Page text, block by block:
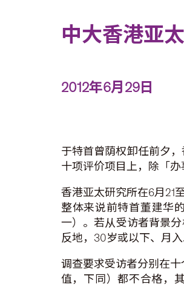
中大香港亚
2012年6月29日
于特首曾荫权卸任前夕
十项评价项目上，除「
香港亚太研究所在6月21
整体来说前特首董建华
一）。若从受访者背景
反地，30岁或以下、月
调查要求受访者分别在
值，下同）都不合格，